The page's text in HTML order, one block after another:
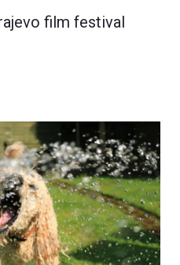
film festival